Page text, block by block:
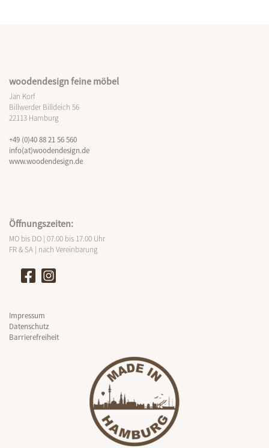
woodendesign feine möbel
Jan Korf
Billwerder Billdeich 56
22113 Hamburg
+49 (0)40 88 21 56 560
info(at)woodendesign.de
www.woodendesign.de
Öffnungszeiten:
MO bis DO | 07.00 bis 17.00 Uhr
FR & SA | nach Vereinbarung
Impressum
Datenschutz
Barrierefreiheit